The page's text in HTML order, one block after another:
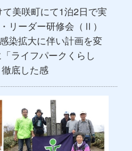
美咲町にて1泊2日で実
リーダー研修会（Ⅱ）
染拡大に伴い計画を変
ライフパークくらし
底した感